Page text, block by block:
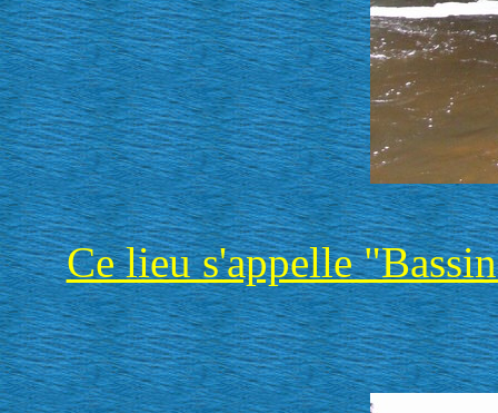
Ce lieu s'appelle